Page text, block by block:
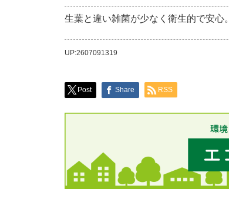
生葉と違い雑菌が少なく衛生的で安心。
UP:2607091319
Post Share RSS